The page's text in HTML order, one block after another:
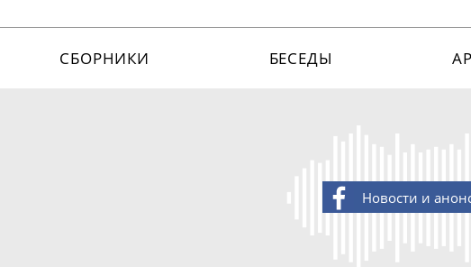
СБОРНИКИ БЕСЕДЫ
Новости и